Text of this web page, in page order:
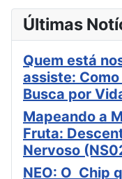
Últimas
Quem está
assiste:
Busca por
Mapeando a
Fruta:
Nervoso
NEO: O Chip